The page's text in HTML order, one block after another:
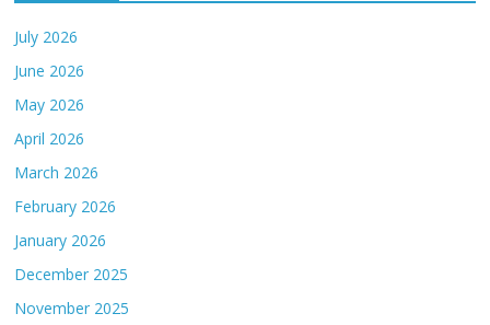
July 2026
June 2026
May 2026
April 2026
March 2026
February 2026
January 2026
December 2025
November 2025